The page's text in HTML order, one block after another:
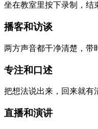
坐在教室里按下录制，结
播客和访谈
两方声音都干净清楚，带
专注和口述
把想法说出来，回来就有
直播和演讲